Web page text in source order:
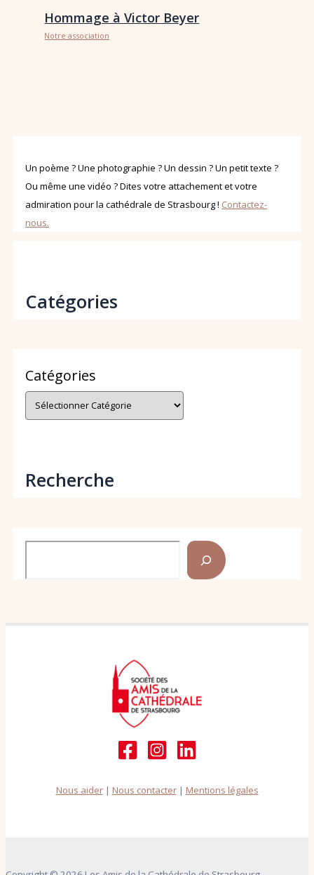
Hommage à Victor Beyer
Notre association
Un poème ? Une photographie ? Un dessin ? Un petit texte ?
Ou même une vidéo ? Dites votre attachement et votre
admiration pour la cathédrale de Strasbourg ! Contactez-
nous.
Catégories
Catégories
Recherche
Nous aider| Nous contacter| Mentions légales